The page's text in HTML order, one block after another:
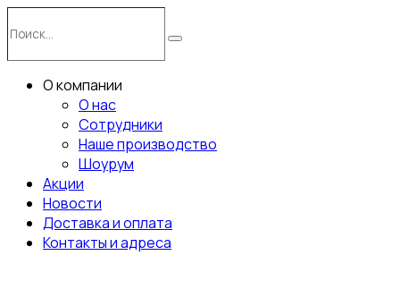
к
содержимому
Поиск
О компании
О нас
Сотрудники
Наше производство
Шоурум
Акции
Новости
Доставка и оплата
Контакты и адреса